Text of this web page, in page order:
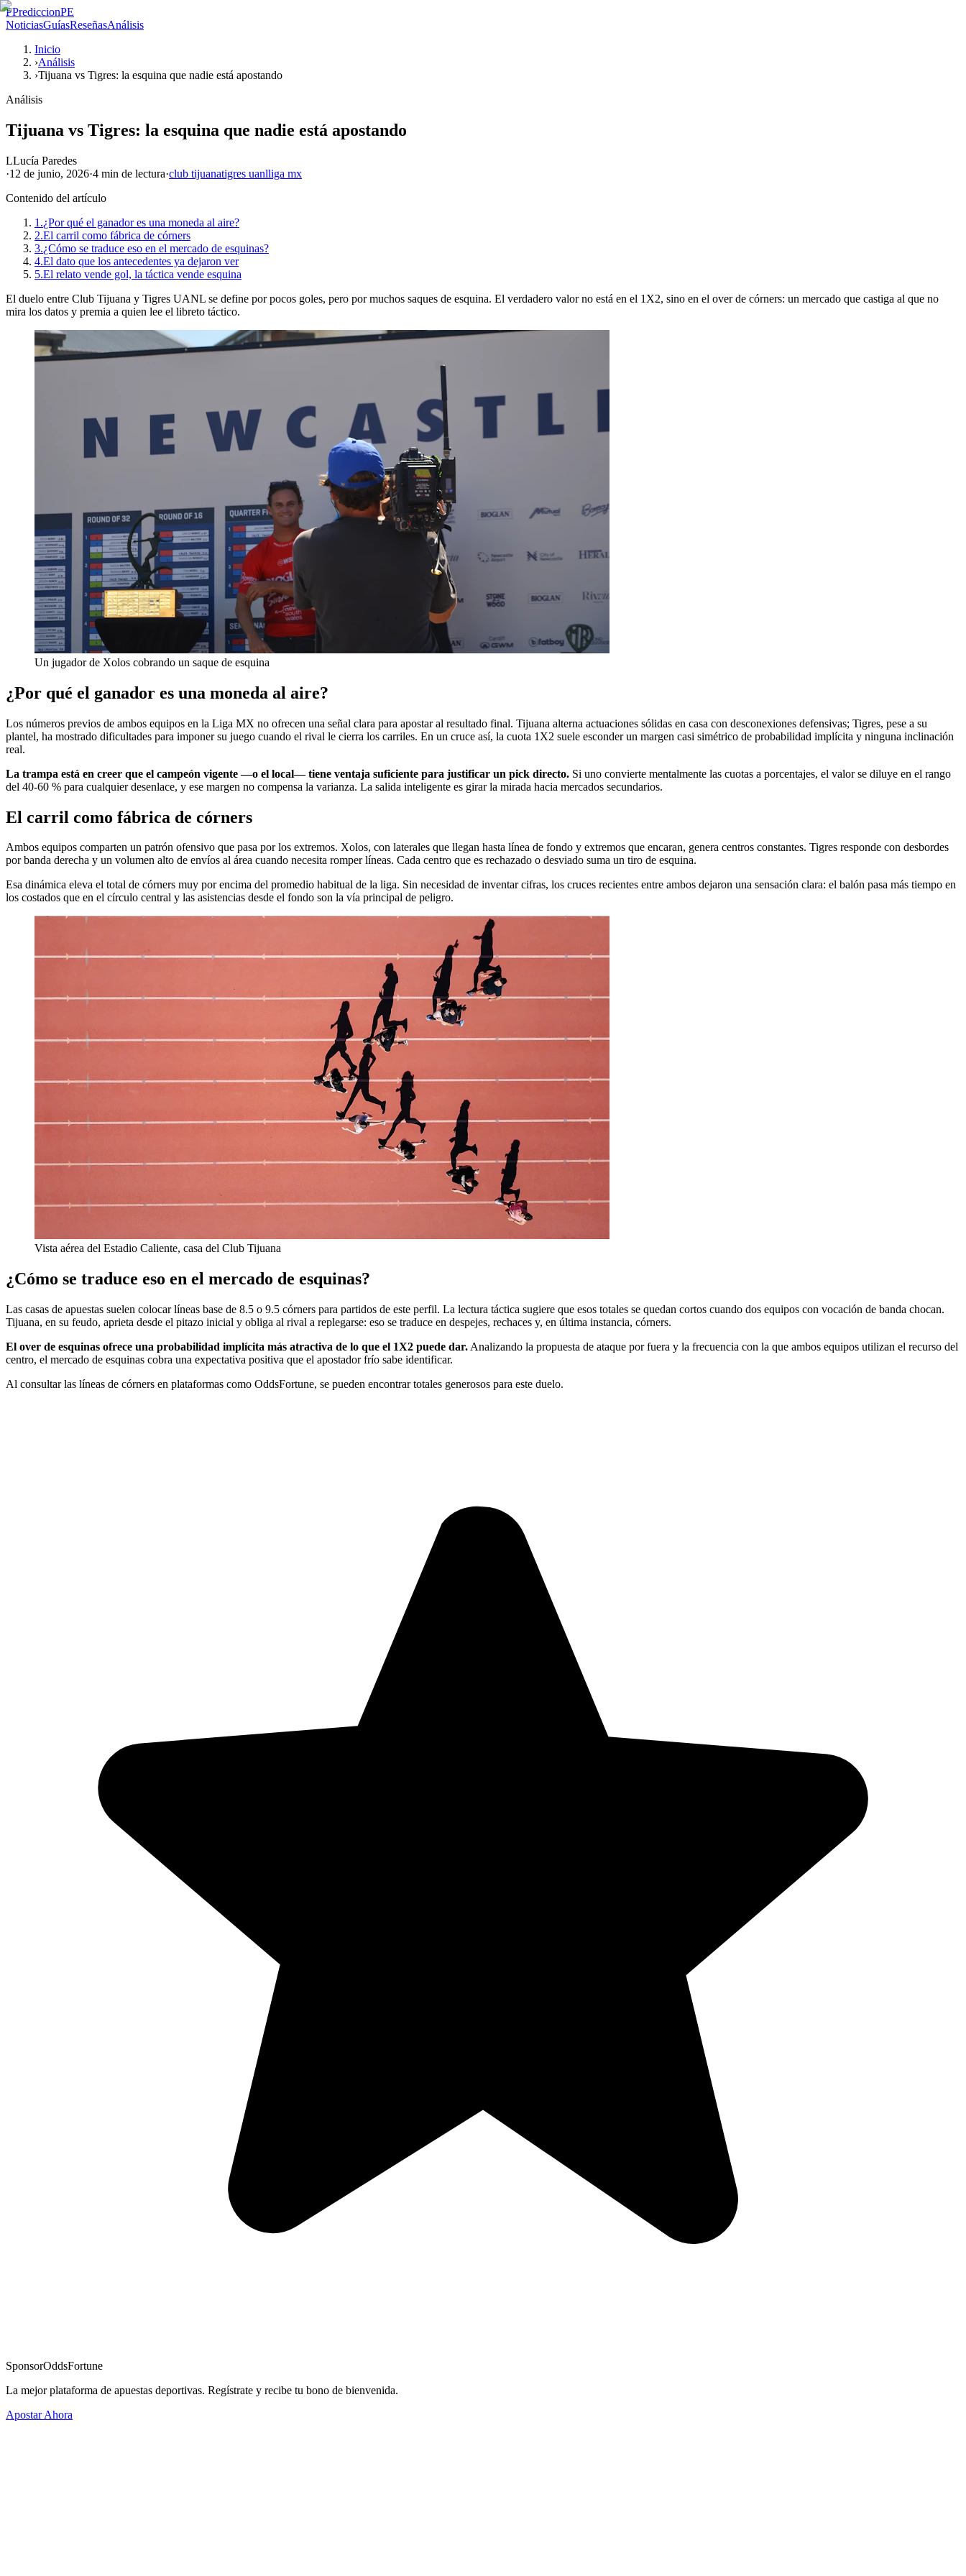
PPrediccionPE
NoticiasGuíasReseñasAnálisis
Inicio
›Análisis
›Tijuana vs Tigres: la esquina que nadie está apostando
Análisis
Tijuana vs Tigres: la esquina que nadie está apostando
LLucía Paredes
·12 de junio, 2026·4 min de lectura·club tijuanatigres uanlliga mx
Contenido del artículo
1.¿Por qué el ganador es una moneda al aire?
2.El carril como fábrica de córners
3.¿Cómo se traduce eso en el mercado de esquinas?
4.El dato que los antecedentes ya dejaron ver
5.El relato vende gol, la táctica vende esquina
El duelo entre Club Tijuana y Tigres UANL se define por pocos goles, pero por muchos saques de esquina. El verdadero valor no está en el 1X2, sino en el over de córners: un mercado que castiga al que no
mira los datos y premia a quien lee el libreto táctico.
Un jugador de Xolos cobrando un saque de esquina
¿Por qué el ganador es una moneda al aire?
Los números previos de ambos equipos en la Liga MX no ofrecen una señal clara para apostar al resultado final. Tijuana alterna actuaciones sólidas en casa con desconexiones defensivas; Tigres, pese a su
plantel, ha mostrado dificultades para imponer su juego cuando el rival le cierra los carriles. En un cruce así, la cuota 1X2 suele esconder un margen casi simétrico de probabilidad implícita y ninguna inclinación
real.
La trampa está en creer que el campeón vigente —o el local— tiene ventaja suficiente para justificar un pick directo. Si uno convierte mentalmente las cuotas a porcentajes, el valor se diluye en el rango
del 40-60 % para cualquier desenlace, y ese margen no compensa la varianza. La salida inteligente es girar la mirada hacia mercados secundarios.
El carril como fábrica de córners
Ambos equipos comparten un patrón ofensivo que pasa por los extremos. Xolos, con laterales que llegan hasta línea de fondo y extremos que encaran, genera centros constantes. Tigres responde con desbordes
por banda derecha y un volumen alto de envíos al área cuando necesita romper líneas. Cada centro que es rechazado o desviado suma un tiro de esquina.
Esa dinámica eleva el total de córners muy por encima del promedio habitual de la liga. Sin necesidad de inventar cifras, los cruces recientes entre ambos dejaron una sensación clara: el balón pasa más tiempo en
los costados que en el círculo central y las asistencias desde el fondo son la vía principal de peligro.
Vista aérea del Estadio Caliente, casa del Club Tijuana
¿Cómo se traduce eso en el mercado de esquinas?
Las casas de apuestas suelen colocar líneas base de 8.5 o 9.5 córners para partidos de este perfil. La lectura táctica sugiere que esos totales se quedan cortos cuando dos equipos con vocación de banda chocan.
Tijuana, en su feudo, aprieta desde el pitazo inicial y obliga al rival a replegarse: eso se traduce en despejes, rechaces y, en última instancia, córners.
El over de esquinas ofrece una probabilidad implícita más atractiva de lo que el 1X2 puede dar. Analizando la propuesta de ataque por fuera y la frecuencia con la que ambos equipos utilizan el recurso del
centro, el mercado de esquinas cobra una expectativa positiva que el apostador frío sabe identificar.
Al consultar las líneas de córners en plataformas como OddsFortune, se pueden encontrar totales generosos para este duelo.
SponsorOddsFortune
La mejor plataforma de apuestas deportivas. Regístrate y recibe tu bono de bienvenida.
Apostar Ahora